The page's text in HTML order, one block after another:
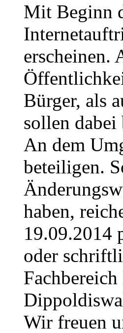
Mit Beginn
erscheinen.
Bürger, als
sollen dabei
An dem
beteiligen.
haben,
19.09.2014
oder
Wir freuen